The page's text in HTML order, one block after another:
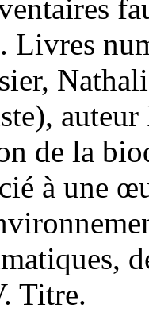
Livres
de la
à une
Titre.